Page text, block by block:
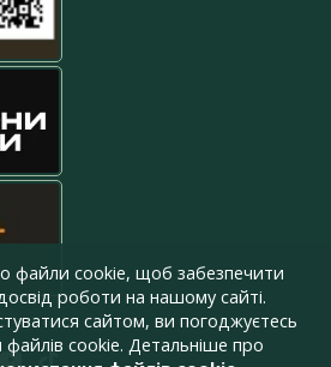
файли cookie, щоб забезпечити
роботи на нашому сайті.
сайтом, ви погоджуєтесь
файлів cookie. Детальніше про